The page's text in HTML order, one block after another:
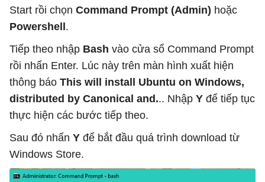
Start rồi chọn Command Prompt (Admin) hoặc
Powershell.
Tiếp theo nhập Bash vào cửa sổ Command Prompt
rồi nhấn Enter. Lúc này trên màn hình xuất hiện
thông báo This will install Ubuntu on Windows,
distributed by Canonical and... Nhập Y để tiếp tục
thực hiện các bước tiếp theo.
Sau đó nhấn Y để bắt đầu quá trình download từ
Windows Store.